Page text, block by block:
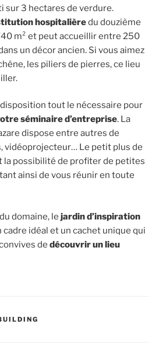
sur 3 hectares de verdure.
hospitalièredu douzième
m² et peut accueillir entre 250
un décor ancien. Si vous aimez
les piliers de pierres, ce lieu
tout le nécessaire pour
séminaire d’entreprise. La
dispose entre autres de
vidéoprojecteur… Le petit plus de
la possibilité de profiter de petites
ainsi de vous réunir en toute
domaine, le jardin d’inspiration
idéal et un cachet unique qui
de découvrir un lieu